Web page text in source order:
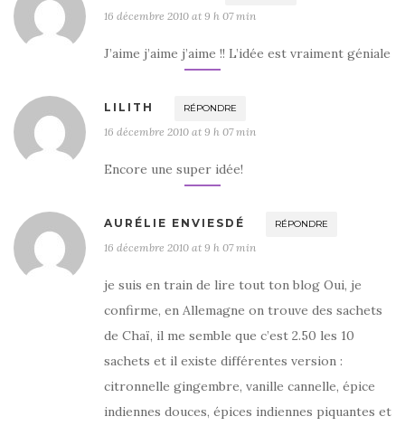
16 décembre 2010 at 9 h 07 min
J’aime j’aime j’aime !! L’idée est vraiment géniale
LILITH RÉPONDRE
16 décembre 2010 at 9 h 07 min
Encore une super idée!
AURÉLIE ENVIESDÉ RÉPONDRE
16 décembre 2010 at 9 h 07 min
je suis en train de lire tout ton blog Oui, je
confirme, en Allemagne on trouve des sachets
de Chaï, il me semble que c’est 2.50 les 10
sachets et il existe différentes version :
citronnelle gingembre, vanille cannelle, épice
indiennes douces, épices indiennes piquantes et